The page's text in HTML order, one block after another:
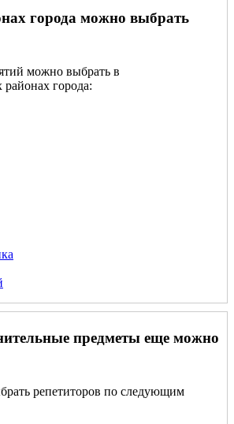
города можно выбрать
можно выбрать в
города:
предметы еще можно
репетиторов по следующим